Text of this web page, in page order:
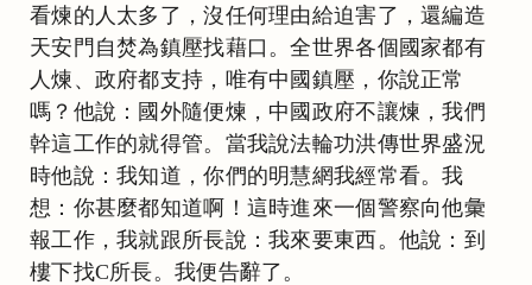
看煉的人太多了，沒任何理由給迫害了，還編造
天安門自焚為鎮壓找藉口。全世界各個國家都有
人煉、政府都支持，唯有中國鎮壓，你說正常
嗎？他說：國外隨便煉，中國政府不讓煉，我們
幹這工作的就得管。當我說法輪功洪傳世界盛況
時他說：我知道，你們的明慧網我經常看。我
想：你甚麼都知道啊！這時進來一個警察向他彙
報工作，我就跟所長說：我來要東西。他說：到
樓下找C所長。我便告辭了。